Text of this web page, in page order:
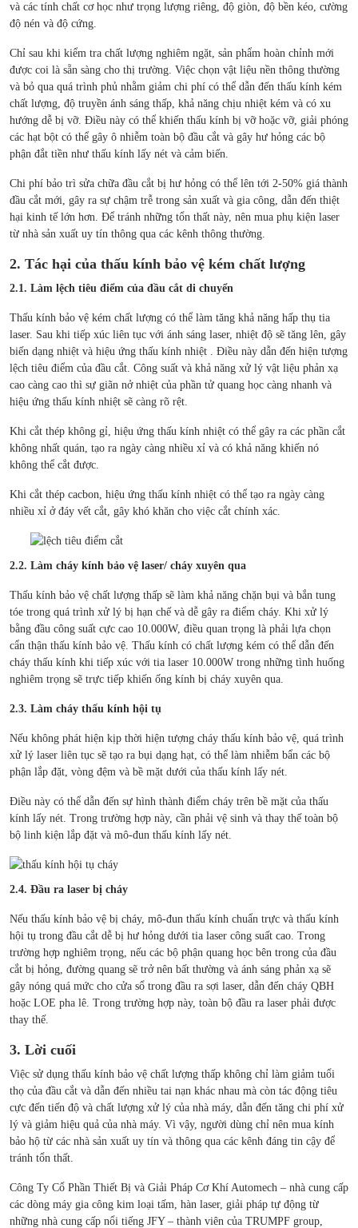
và các tính chất cơ học như trọng lượng riêng, độ giòn, độ bền kéo, cường
độ nén và độ cứng.
Chỉ sau khi kiểm tra chất lượng nghiêm ngặt, sản phẩm hoàn chỉnh mới
được coi là sẵn sàng cho thị trường. Việc chọn vật liệu nền thông thường
và bỏ qua quá trình phủ nhằm giảm chi phí có thể dẫn đến thấu kính kém
chất lượng, độ truyền ánh sáng thấp, khả năng chịu nhiệt kém và có xu
hướng dễ bị vỡ. Điều này có thể khiến thấu kính bị vỡ hoặc vỡ, giải phóng
các hạt bột có thể gây ô nhiễm toàn bộ đầu cắt và gây hư hỏng các bộ
phận đắt tiền như thấu kính lấy nét và cảm biến.
Chi phí bảo trì sửa chữa đầu cắt bị hư hỏng có thể lên tới 2-50% giá thành
đầu cắt mới, gây ra sự chậm trễ trong sản xuất và gia công, dẫn đến thiệt
hại kinh tế lớn hơn. Để tránh những tổn thất này, nên mua phụ kiện laser
từ nhà sản xuất uy tín thông qua các kênh thông thường.
2. Tác hại của thấu kính bảo vệ kém chất lượng
2.1. Làm lệch tiêu điểm của đầu cắt di chuyển
Thấu kính bảo vệ kém chất lượng có thể làm tăng khả năng hấp thụ tia
laser. Sau khi tiếp xúc liên tục với ánh sáng laser, nhiệt độ sẽ tăng lên, gây
biến dạng nhiệt và hiệu ứng thấu kính nhiệt . Điều này dẫn đến hiện tượng
lệch tiêu điểm của đầu cắt. Công suất và khả năng xử lý vật liệu phản xạ
cao càng cao thì sự giãn nở nhiệt của phần tử quang học càng nhanh và
hiệu ứng thấu kính nhiệt sẽ càng rõ rệt.
Khi cắt thép không gỉ, hiệu ứng thấu kính nhiệt có thể gây ra các phần cắt
không nhất quán, tạo ra ngày càng nhiều xỉ và có khả năng khiến nó
không thể cắt được.
Khi cắt thép cacbon, hiệu ứng thấu kính nhiệt có thể tạo ra ngày càng
nhiều xỉ ở đáy vết cắt, gây khó khăn cho việc cắt chính xác.
2.2. Làm cháy kính bảo vệ laser/ cháy xuyên qua
Thấu kính bảo vệ chất lượng thấp sẽ làm khả năng chặn bụi và bắn tung
tóe trong quá trình xử lý bị hạn chế và dễ gây ra điểm cháy. Khi xử lý
bằng đầu công suất cực cao 10.000W, điều quan trọng là phải lựa chọn
cẩn thận thấu kính bảo vệ. Thấu kính có chất lượng kém có thể dẫn đến
cháy thấu kính khi tiếp xúc với tia laser 10.000W trong những tình huống
nghiêm trọng sẽ trực tiếp khiến ống kính bị cháy xuyên qua.
2.3. Làm cháy thấu kính hội tụ
Nếu không phát hiện kịp thời hiện tượng cháy thấu kính bảo vệ, quá trình
xử lý laser liên tục sẽ tạo ra bụi dạng hạt, có thể làm nhiễm bẩn các bộ
phận lắp đặt, vòng đệm và bề mặt dưới của thấu kính lấy nét.
Điều này có thể dẫn đến sự hình thành điểm cháy trên bề mặt của thấu
kính lấy nét. Trong trường hợp này, cần phải vệ sinh và thay thế toàn bộ
bộ linh kiện lắp đặt và mô-đun thấu kính lấy nét.
2.4. Đầu ra laser bị cháy
Nếu thấu kính bảo vệ bị cháy, mô-đun thấu kính chuẩn trực và thấu kính
hội tụ trong đầu cắt dễ bị hư hỏng dưới tia laser công suất cao. Trong
trường hợp nghiêm trọng, nếu các bộ phận quang học bên trong của đầu
cắt bị hỏng, đường quang sẽ trở nên bất thường và ánh sáng phản xạ sẽ
gây nóng quá mức cho cửa sổ trong đầu ra sợi laser, dẫn đến cháy QBH
hoặc LOE pha lê. Trong trường hợp này, toàn bộ đầu ra laser phải được
thay thế.
3. Lời cuối
Việc sử dụng thấu kính bảo vệ chất lượng thấp không chỉ làm giảm tuổi
thọ của đầu cắt và dẫn đến nhiều tai nạn khác nhau mà còn tác động tiêu
cực đến tiến độ và chất lượng xử lý của nhà máy, dẫn đến tăng chi phí xử
lý và giảm hiệu quả của nhà máy. Vì vậy, người dùng chỉ nên mua kính
bảo hộ từ các nhà sản xuất uy tín và thông qua các kênh đáng tin cậy để
tránh tổn thất.
Công Ty Cổ Phần Thiết Bị và Giải Pháp Cơ Khí Automech – nhà cung cấp
các dòng máy gia công kim loại tấm, hàn laser, giải pháp tự động từ
những nhà cung cấp nổi tiếng JFY – thành viên của TRUMPF group,